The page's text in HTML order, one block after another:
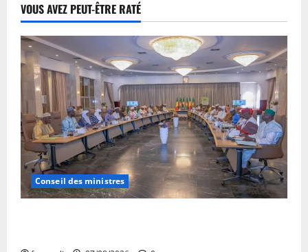
VOUS AVEZ PEUT-ÊTRE RATÉ
Conseil des ministres